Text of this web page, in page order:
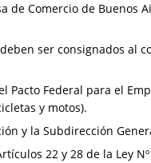
Comercio de Buenos
ser consignados al
Federal para el
y motos).
y la Subdirección
22 y 28 de la Ley